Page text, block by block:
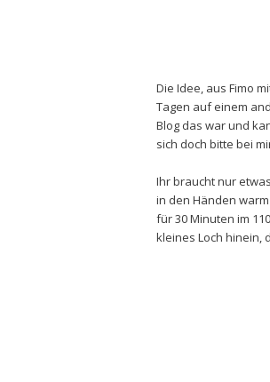
Die Idee, aus Fimo
Tagen auf einem
Blog das war und
sich doch bitte bei
Ihr braucht nur
in den Händen
für 30 Minuten im
kleines Loch hinein,